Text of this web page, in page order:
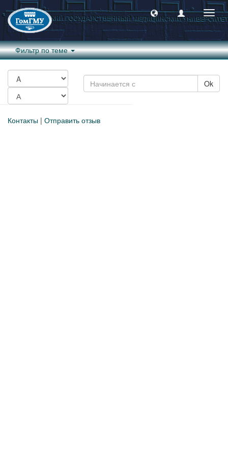
Фильтр по теме
Ok
Контакты | Отправить отзыв